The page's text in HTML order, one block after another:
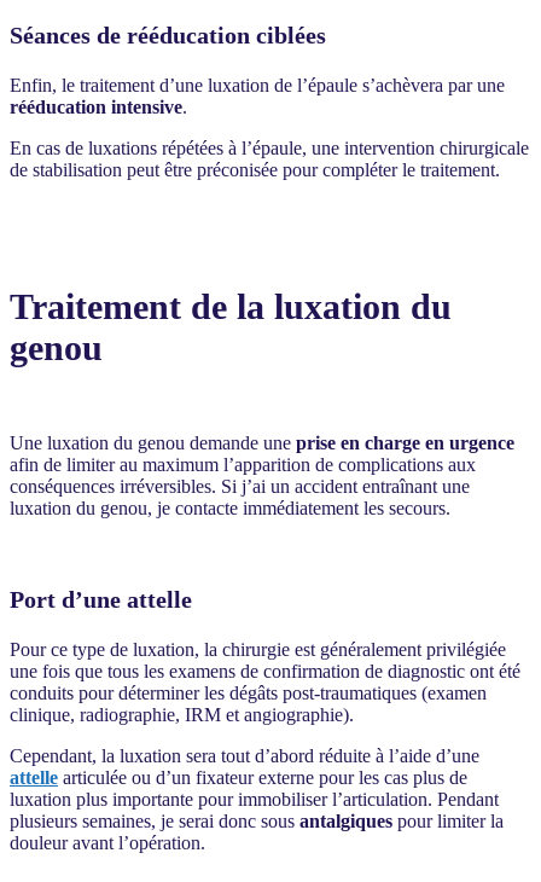
Séances de rééducation ciblées
Enfin, le traitement d’une luxation de l’épaule s’achèvera par une
rééducation intensive.
En cas de luxations répétées à l’épaule, une intervention chirurgicale
de stabilisation peut être préconisée pour compléter le traitement.
Traitement de la luxation du
genou
Une luxation du genou demande une prise en charge en urgence
afin de limiter au maximum l’apparition de complications aux
conséquences irréversibles. Si j’ai un accident entraînant une
luxation du genou, je contacte immédiatement les secours.
Port d’une attelle
Pour ce type de luxation, la chirurgie est généralement privilégiée
une fois que tous les examens de confirmation de diagnostic ont été
conduits pour déterminer les dégâts post-traumatiques (examen
clinique, radiographie, IRM et angiographie).
Cependant, la luxation sera tout d’abord réduite à l’aide d’une
attelle articulée ou d’un fixateur externe pour les cas plus de
luxation plus importante pour immobiliser l’articulation. Pendant
plusieurs semaines, je serai donc sous antalgiques pour limiter la
douleur avant l’opération.